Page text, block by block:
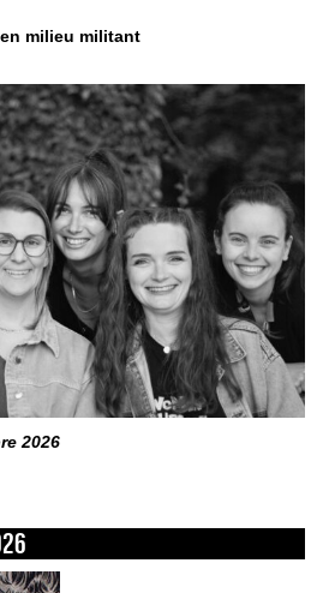
milieu militant
2026